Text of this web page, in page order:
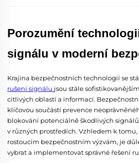
Porozumění
signálu v moderní
Krajina bezpečnostních technologií se
rušení signálu jsou stále
citlivých oblastí a informací.
klíčovou součástí prevence
blokování potenciálně škodlivých
v různých prostředích. Vzhledem k
rostoucím bezpečnostním výzvám, je
vybrat a implementovat správné řešení